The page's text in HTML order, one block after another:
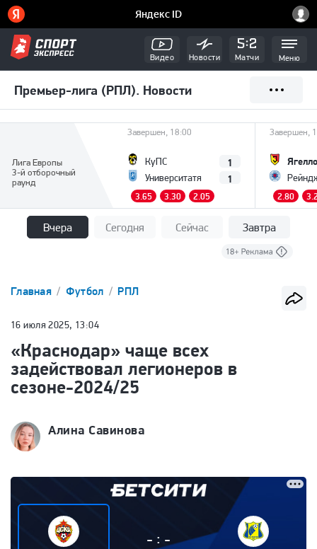
Видео Новости Матчи Меню
Премьер-лига (РПЛ). Новости
Лига Европы
3-й отборочный
раунд
Завершен, 18:00
КуПС
Университатя
1
1
3.65 3.30 2.05
Завершен,
2.80
Вчера Сегодня Сейчас Завтра
Главная Футбол РПЛ
16 июля 2025, 13:04
«Краснодар» чаще всех
задействовал легионеров в
сезоне-2024/25
Алина Савинова
- : -